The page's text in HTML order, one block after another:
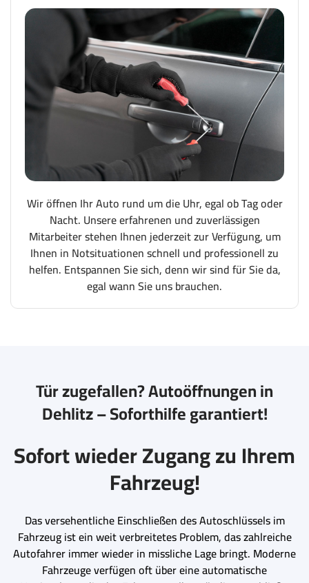
Wir öffnen Ihr Auto rund um die Uhr, egal ob Tag oder
Nacht. Unsere erfahrenen und zuverlässigen
Mitarbeiter stehen Ihnen jederzeit zur Verfügung, um
Ihnen in Notsituationen schnell und professionell zu
helfen. Entspannen Sie sich, denn wir sind für Sie da,
egal wann Sie uns brauchen.
Tür zugefallen? Autoöffnungen in
Dehlitz – Soforthilfe garantiert!
Sofort wieder Zugang zu Ihrem
Fahrzeug!
Das versehentliche Einschließen des Autoschlüssels im
Fahrzeug ist ein weit verbreitetes Problem, das zahlreiche
Autofahrer immer wieder in missliche Lage bringt. Moderne
Fahrzeuge verfügen oft über eine automatische